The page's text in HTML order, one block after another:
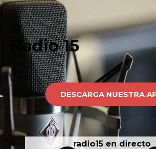
Radio 15
DESCARGA NUESTRA
radio15 en directo